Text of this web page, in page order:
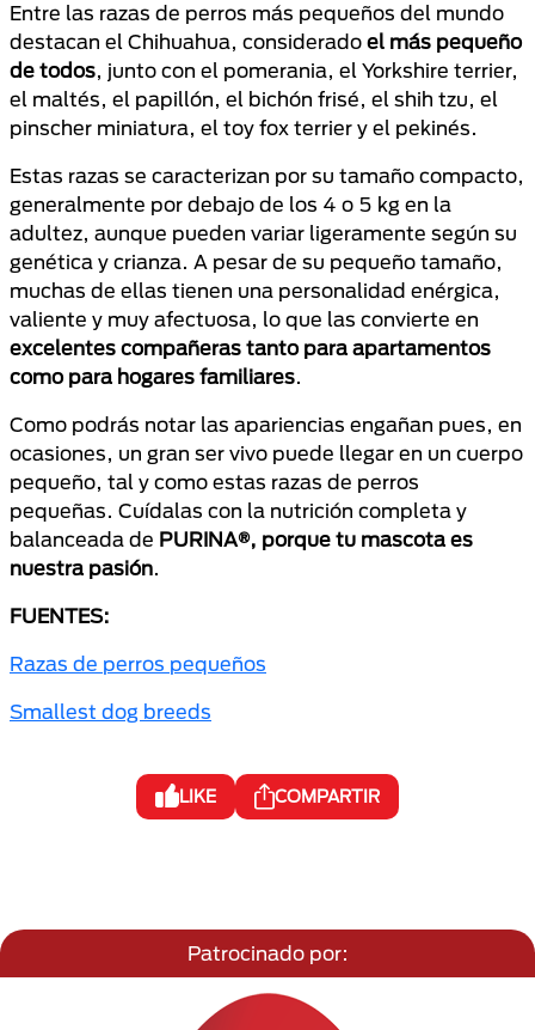
Entre las razas de perros más pequeños del mundo
destacan el Chihuahua, considerado el más pequeño
de todos, junto con el pomerania, el Yorkshire terrier,
el maltés, el papillón, el bichón frisé, el shih tzu, el
pinscher miniatura, el toy fox terrier y el pekinés.
Estas razas se caracterizan por su tamaño compacto,
generalmente por debajo de los 4 o 5 kg en la
adultez, aunque pueden variar ligeramente según su
genética y crianza. A pesar de su pequeño tamaño,
muchas de ellas tienen una personalidad enérgica,
valiente y muy afectuosa, lo que las convierte en
excelentes compañeras tanto para apartamentos
como para hogares familiares.
Como podrás notar las apariencias engañan pues, en
ocasiones, un gran ser vivo puede llegar en un cuerpo
pequeño, tal y como estas razas de perros
pequeñas. Cuídalas con la nutrición completa y
balanceada de PURINA®, porque tu mascota es
nuestra pasión.
FUENTES:
Razas de perros pequeños
Smallest dog breeds
LIKE COMPARTIR
Patrocinado por: